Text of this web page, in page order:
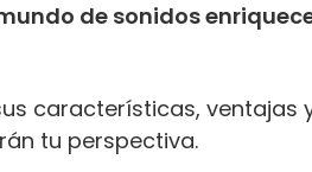
de sonidos
características, ventajas
tu perspectiva.